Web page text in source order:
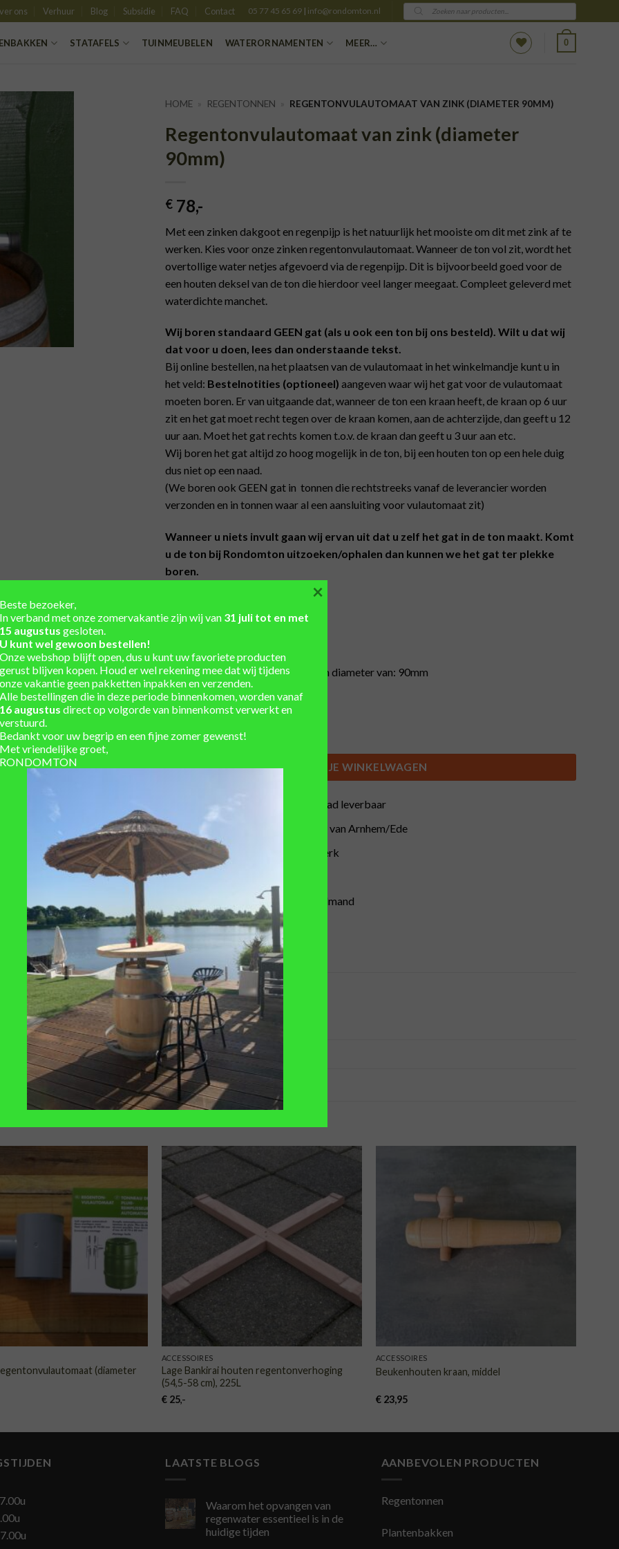
ons Verhuur Blog Subsidie FAQ Contact 05 77 45 65 69 | info@rondomton.nl
Producten
zoeken
STATAFELS TUINMEUBELEN WATERORNAMENTEN MEER… 0
HOME » REGENTONNEN » REGENTONVULAUTOMAAT VAN ZINK (DIAMETER 90MM)
Regentonvulautomaat van zink (diameter
90mm)
€ 78,-
Met een zinken dakgoot en regenpijp is het natuurlijk het mooiste om dit met zink af te
werken. Kies voor onze zinken regentonvulautomaat. Wanneer de ton vol zit, wordt het
overtollige water netjes afgevoerd via de regenpijp. Dit is bijvoorbeeld goed voor de
een houten deksel van de ton die hierdoor veel langer meegaat. Compleet geleverd met
waterdichte manchet.
Wij boren standaard GEEN gat (als u ook een ton bij ons besteld). Wilt u dat wij
dat voor u doen, lees dan onderstaande tekst.
Bij online bestellen, na het plaatsen van de vulautomaat in het winkelmandje kunt u in
het veld: Bestelnotities (optioneel) aangeven waar wij het gat voor de vulautomaat
moeten boren. Er van uitgaande dat, wanneer de ton een kraan heeft, de kraan op 6 uur
zit en het gat moet recht tegen over de kraan komen, aan de achterzijde, dan geeft u 12
uur aan. Moet het gat rechts komen t.o.v. de kraan dan geeft u 3 uur aan etc.
Wij boren het gat altijd zo hoog mogelijk in de ton, bij een houten ton op een hele duig
dus niet op een naad.
(We boren ook GEEN gat in tonnen die rechtstreeks vanaf de leverancier worden
verzonden en in tonnen waar al een aansluiting voor vulautomaat zit)
Wanneer u niets invult gaan wij ervan uit dat u zelf het gat in de ton maakt. Komt
u de ton bij Rondomton uitzoeken/ophalen dan kunnen we het gat ter plekke
boren.
Lengte uitloop : 25cm
Diameter manchet: 40/41mm
Geschikt voor regenpijpen met een diameter van: 90mm
Artikelnummer: 80603
Regentonvulautomaat van zink (diameter 90mm) aantal
IN JE WINKELWAGEN
Unieke regentonnen uit voorraad leverbaar
Winkel en showtuin in de buurt van Arnhem/Ede
Eigen werkplaats voor maatwerk
Installatieservice
Verzending berekend in winkelmand
verzending: 1-3 werkdagen
AAN
VERLANGLIJST
(diameter
AAN
VERLANGLIJST
ACCESSOIRES
Lage Bankirai houten regentonverhoging
(54,5-58 cm), 225L
€25,-
ACCESSOIRES
Beukenhouten kraan, middel
€23,95
LAATSTE BLOGS
Waarom het opvangen van
regenwater essentieel is in de
huidige tijden
AANBEVOLEN PRODUCTEN
Regentonnen
Plantenbakken
Beste bezoeker,
In verband met onze zomervakantie zijn wij van 31 juli tot en met
15 augustus gesloten.
U kunt wel gewoon bestellen!
Onze webshop blijft open, dus u kunt uw favoriete producten
gerust blijven kopen. Houd er wel rekening mee dat wij tijdens
onze vakantie geen pakketten inpakken en verzenden.
Alle bestellingen die in deze periode binnenkomen, worden vanaf
16 augustus direct op volgorde van binnenkomst verwerkt en
verstuurd.
Bedankt voor uw begrip en een fijne zomer gewenst!
Met vriendelijke groet,
RONDOMTON
×